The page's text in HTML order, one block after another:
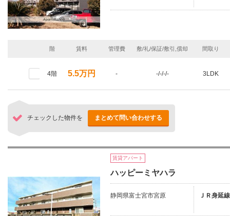
階 賃料 管理費 敷/礼/保証/敷引,償却 間取り
4階 5.5万円 - -/-/-/- 3LDK
チェックした物件を まとめて問い合わせする
賃貸アパート
ハッピーミヤハラ
静岡県富士宮市宮原 ＪＲ身延